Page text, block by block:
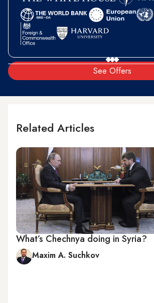
See Offers
Related Articles
What’s Chechnya doing in Syria?
Maxim A. Suchkov